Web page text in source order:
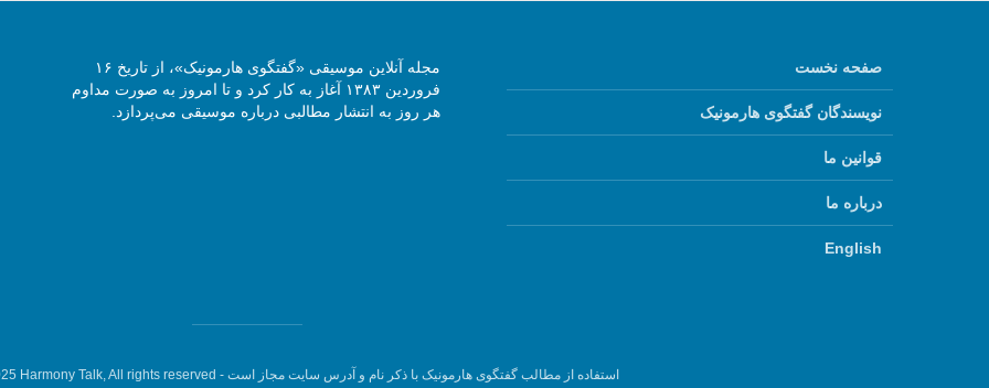
صفحه نخست
نویسندگان گفتگوی هارمونیک
قوانین ما
درباره ما
English
مجله آنلاین موسیقی «گفتگوی هارمونیک»، از تاریخ ۱۶
فروردین ۱۳۸۳ آغاز به کار کرد و تا امروز به صورت مداوم
هر روز به انتشار مطالبی درباره موسیقی می‌پردازد.
استفاده از مطالب گفتگوی هارمونیک با ذکر نام و آدرس سایت مجاز است - Harmony Talk, All rights reserved.